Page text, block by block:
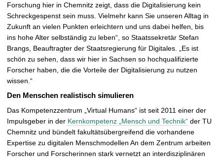
Forschung hier in Chemnitz zeigt, dass die Digitalisierung kein
Schreckgespenst sein muss. Vielmehr kann Sie unseren Alltag in
Zukunft an vielen Punkten erleichtern und uns dabei helfen, bis
ins hohe Alter selbständig zu leben“, so Staatssekretär Stefan
Brangs, Beauftragter der Staatsregierung für Digitales. „Es ist
schön zu sehen, dass wir hier in Sachsen so hochqualifizierte
Forscher haben, die die Vorteile der Digitalisierung zu nutzen
wissen.“
Den Menschen realistisch simulieren
Das Kompetenzzentrum „Virtual Humans“ ist seit 2011 einer der
Impulsgeber in der Kernkompetenz „Mensch und Technik“ der TU
Chemnitz und bündelt fakultätsübergreifend die vorhandene
Expertise zu digitalen Menschmodellen An dem Zentrum arbeiten
Forscher und Forscherinnen stark vernetzt an interdisziplinären